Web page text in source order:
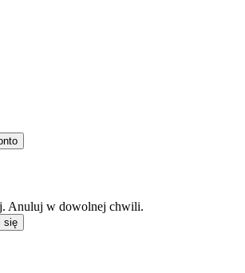
Anuluj w dowolnej chwili.
się